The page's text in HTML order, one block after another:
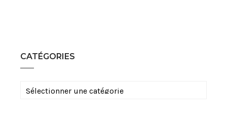
CATÉGORIES
Catégories